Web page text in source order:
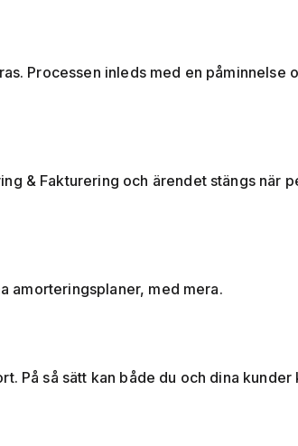
Processen inleds med en påminnelse
& Fakturering och ärendet stängs när
amorteringsplaner, med mera.
På så sätt kan både du och dina kunder